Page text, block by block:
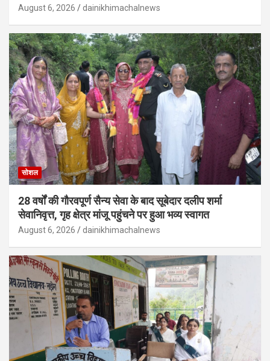
August 6, 2026 dainikhimachalnews
सोशल
28 वर्षों की गौरवपूर्ण सैन्य सेवा के बाद सूबेदार दलीप शर्मा
सेवानिवृत्त, गृह क्षेत्र मांजू पहुंचने पर हुआ भव्य स्वागत
August 6, 2026 dainikhimachalnews